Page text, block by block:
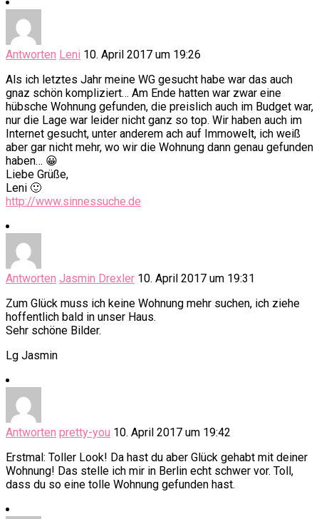
Antworten Leni 10. April 2017 um 19:26
Als ich letztes Jahr meine WG gesucht habe war das auch
gnaz schön kompliziert… Am Ende hatten war zwar eine
hübsche Wohnung gefunden, die preislich auch im Budget war,
nur die Lage war leider nicht ganz so top. Wir haben auch im
Internet gesucht, unter anderem ach auf Immowelt, ich weiß
aber gar nicht mehr, wo wir die Wohnung dann genau gefunden
haben… 😀
Liebe Grüße,
Leni 🙂
http://www.sinnessuche.de
Antworten Jasmin Drexler 10. April 2017 um 19:31
Zum Glück muss ich keine Wohnung mehr suchen, ich ziehe
hoffentlich bald in unser Haus.
Sehr schöne Bilder.
Lg Jasmin
Antworten pretty-you 10. April 2017 um 19:42
Erstmal: Toller Look! Da hast du aber Glück gehabt mit deiner
Wohnung! Das stelle ich mir in Berlin echt schwer vor. Toll,
dass du so eine tolle Wohnung gefunden hast.